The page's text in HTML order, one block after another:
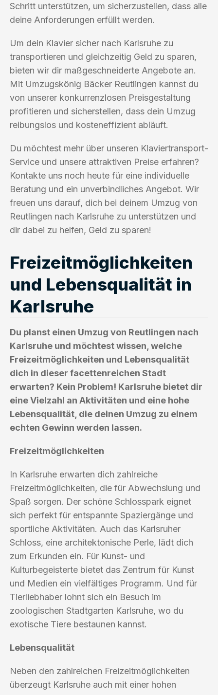
Schritt unterstützen, um sicherzustellen, dass alle
deine Anforderungen erfüllt werden.
Um dein Klavier sicher nach Karlsruhe zu
transportieren und gleichzeitig Geld zu sparen,
bieten wir dir maßgeschneiderte Angebote an.
Mit Umzugskönig Bäcker Reutlingen kannst du
von unserer konkurrenzlosen Preisgestaltung
profitieren und sicherstellen, dass dein Umzug
reibungslos und kosteneffizient abläuft.
Du möchtest mehr über unseren Klaviertransport-
Service und unsere attraktiven Preise erfahren?
Kontakte uns noch heute für eine individuelle
Beratung und ein unverbindliches Angebot. Wir
freuen uns darauf, dich bei deinem Umzug von
Reutlingen nach Karlsruhe zu unterstützen und
dir dabei zu helfen, Geld zu sparen!
Freizeitmöglichkeiten
und Lebensqualität in
Karlsruhe
Du planst einen Umzug von Reutlingen nach
Karlsruhe und möchtest wissen, welche
Freizeitmöglichkeiten und Lebensqualität
dich in dieser facettenreichen Stadt
erwarten? Kein Problem! Karlsruhe bietet dir
eine Vielzahl an Aktivitäten und eine hohe
Lebensqualität, die deinen Umzug zu einem
echten Gewinn werden lassen.
Freizeitmöglichkeiten
In Karlsruhe erwarten dich zahlreiche
Freizeitmöglichkeiten, die für Abwechslung und
Spaß sorgen. Der schöne Schlosspark eignet
sich perfekt für entspannte Spaziergänge und
sportliche Aktivitäten. Auch das Karlsruher
Schloss, eine architektonische Perle, lädt dich
zum Erkunden ein. Für Kunst- und
Kulturbegeisterte bietet das Zentrum für Kunst
und Medien ein vielfältiges Programm. Und für
Tierliebhaber lohnt sich ein Besuch im
zoologischen Stadtgarten Karlsruhe, wo du
exotische Tiere bestaunen kannst.
Lebensqualität
Neben den zahlreichen Freizeitmöglichkeiten
überzeugt Karlsruhe auch mit einer hohen